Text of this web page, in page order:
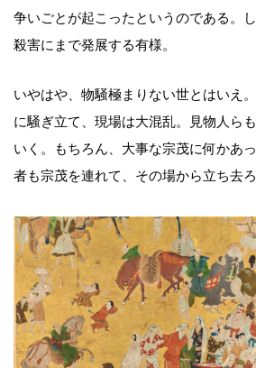
争いごとが起こったというのである。
殺害にまで発展する有様。
いやはや、物騒極まりない世とはいえ
に騒ぎ立て、現場は大混乱。見物人ら
いく。もちろん、大事な宗茂に何かあ
者も宗茂を連れて、その場から立ち去